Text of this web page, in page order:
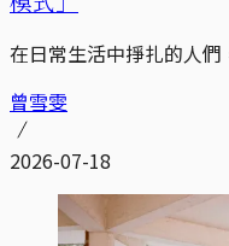
在日常生活中掙扎的人們
曾雪雯
2026-07-18